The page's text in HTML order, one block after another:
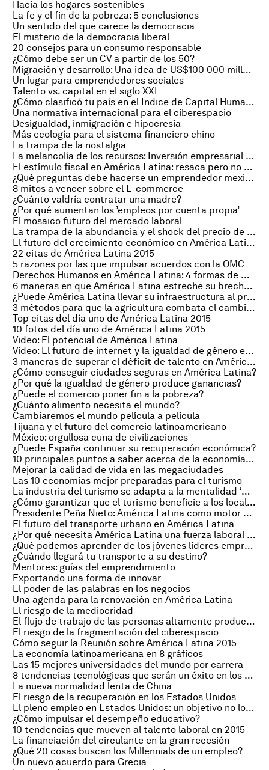
Hacia los hogares sostenibles
La fe y el fin de la pobreza: 5 conclusiones
Un sentido del que carece la democracia
El misterio de la democracia liberal
20 consejos para un consumo responsable
¿Cómo debe ser un CV a partir de los 50?
Migración y desarrollo: Una idea de US$100 000 millones
Un lugar para emprendedores sociales
Talento vs. capital en el siglo XXI
¿Cómo clasificó tu país en el Índice de Capital Humano 2015?
Una normativa internacional para el ciberespacio
Desigualdad, inmigración e hipocresía
Más ecología para el sistema financiero chino
La trampa de la nostalgia
La melancolía de los recursos: Inversión empresarial en América Latina
El estímulo fiscal en América Latina: resaca pero no adicción
¿Qué preguntas debe hacerse un emprendedor mexicano?
8 mitos a vencer sobre el E-commerce
¿Cuánto valdría contratar una madre?
¿Por qué aumentan los ’empleos por cuenta propia’
El mosaico futuro del mercado laboral
La trampa de la abundancia y el shock del precio de las materias primas
El futuro del crecimiento económico en América Latina
22 citas de América Latina 2015
5 razones por las que impulsar acuerdos con la OMC
Derechos Humanos en América Latina: 4 formas de mejorar
6 maneras en que América Latina estreche su brecha de destrezas
¿Puede América Latina llevar su infraestructura al próximo nivel?
3 métodos para que la agricultura combata el cambio climático
Top citas del día uno de América Latina 2015
10 fotos del día uno de América Latina 2015
Video: El potencial de América Latina
Video: El futuro de internet y la igualdad de género en América Latina
3 maneras de superar el déficit de talento en América Latina
¿Cómo conseguir ciudades seguras en América Latina?
¿Por qué la igualdad de género produce ganancias?
¿Puede el comercio poner fin a la pobreza?
¿Cuánto alimento necesita el mundo?
Cambiaremos el mundo película a película
Tijuana y el futuro del comercio latinoamericano
México: orgullosa cuna de civilizaciones
¿Puede España continuar su recuperación económica?
10 principales puntos a saber acerca de la economía mexicana
Mejorar la calidad de vida en las megaciudades
Las 10 economías mejor preparadas para el turismo
La industria del turismo se adapta a la mentalidad ‘milenial’
¿Cómo garantizar que el turismo beneficie a los locales?
Presidente Peña Nieto: América Latina como motor de crecimiento
El futuro del transporte urbano en América Latina
¿Por qué necesita América Latina una fuerza laboral diversa?
¿Qué podemos aprender de los jóvenes líderes empresariales?
¿Cuándo llegará tu transporte a su destino?
Mentores: guías del emprendimiento
Exportando una forma de innovar
El poder de las palabras en los negocios
Una agenda para la renovación en América Latina
El riesgo de la mediocridad
El flujo de trabajo de las personas altamente productivas
El riesgo de la fragmentación del ciberespacio
Cómo seguir la Reunión sobre América Latina 2015
La economía latinoamericana en 8 gráficos
Las 15 mejores universidades del mundo por carrera
8 tendencias tecnológicas que serán un éxito en los negocios
La nueva normalidad lenta de China
El riesgo de la recuperación en los Estados Unidos
El pleno empleo en Estados Unidos: un objetivo no logrado
¿Cómo impulsar el desempeño educativo?
10 tendencias que mueven al talento laboral en 2015
La financiación del circulante en la gran recesión
¿Qué 20 cosas buscan los Millennials de un empleo?
Un nuevo acuerdo para Grecia